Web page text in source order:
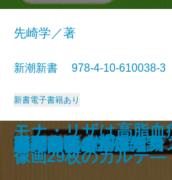
翼のある言葉
酒乱になる人、なら
銀行員諸君！
日本史快刀乱麻
サービスの天才たち
相性が悪い！
ディズニーの魔法
国富消失
法隆寺の智慧 永平
小博打のススメ
先崎学／著
新潮新書 978-4-10-
新書電子書籍あり
現代老後の基礎知識
阪神タイガース
麻布中学と江原素六
口のきき方
路面電車ルネッサン
モナ・リザは高脂
像画29枚のカルテ―
自衛隊vs.北朝鮮
審判は見た！
足元の革命
高島易断を創った男